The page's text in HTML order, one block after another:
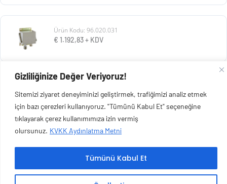
Gizliliğinize Değer Veriyoruz!
Sitemizi ziyaret deneyiminizi geliştirmek, trafiğimizi analiz etmek
için bazı çerezleri kullanıyoruz. "Tümünü Kabul Et" seçeneğine
tıklayarak çerez kullanımımıza izin vermiş
olursunuz. KVKK Aydınlatma Metni
Tümünü Kabul Et
Ürün Kodu: 96.020.031
€ 1.192,83+ KDV
€1.192,83+ KDV
Copyright © 2026 Esen Isıtma Soğutma İnşaat Ltd Şti | Tüm Hakları Saklıdır.